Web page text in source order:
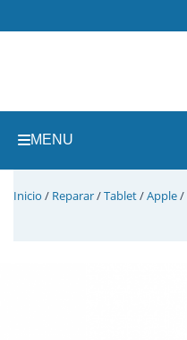
al
MENU
Inicio / Reparar/Tablet/Apple/